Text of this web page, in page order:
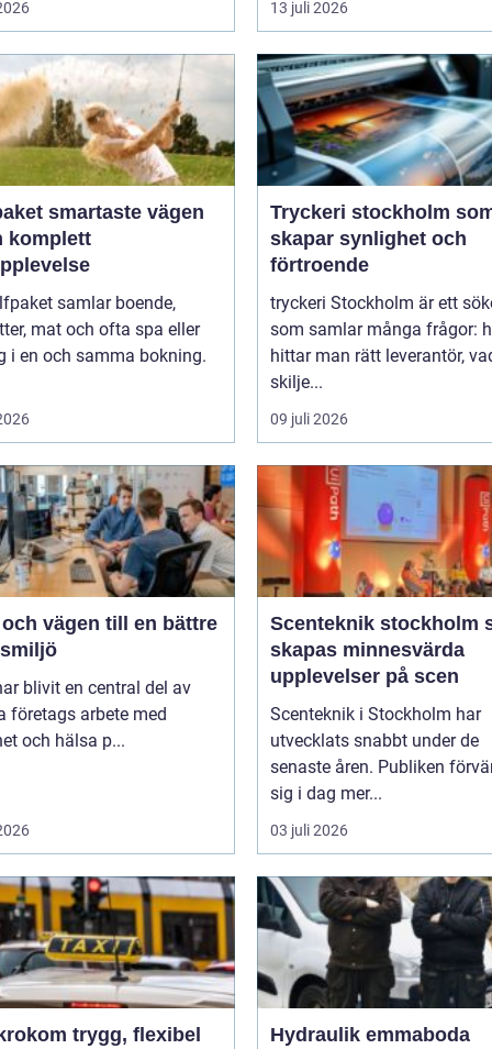
13 juli 2026
vägen
komplett
samlar boende,
mat och ofta spa eller
i en och samma bokning.
Tryckeri stockholm
skapar synlighet och
förtroende
tryckeri Stockholm är ett
som samlar många frågor:
hittar man rätt leverantör,
skilje...
09 juli 2026
vägen till en bättre
blivit en central del av
företags arbete med
och hälsa p...
Scenteknik stockholm så
skapas minnesvärda
upplevelser på scen
Scenteknik i Stockholm har
utvecklats snabbt under de
senaste åren. Publiken
sig i dag mer...
03 juli 2026
trygg, flexibel
Hydraulik emmaboda